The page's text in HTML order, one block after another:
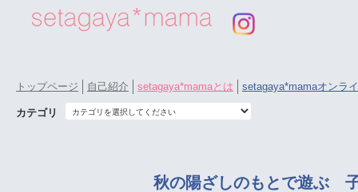
トップページ 自己紹介 setagaya*mamaとは setagaya*mamaオンラ
カテゴリ
秋の陽ざしのもとで遊ぶ